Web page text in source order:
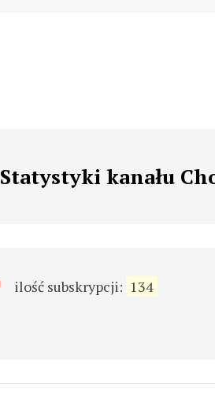
Statystyki kanału
ilość subskrypcji: 134